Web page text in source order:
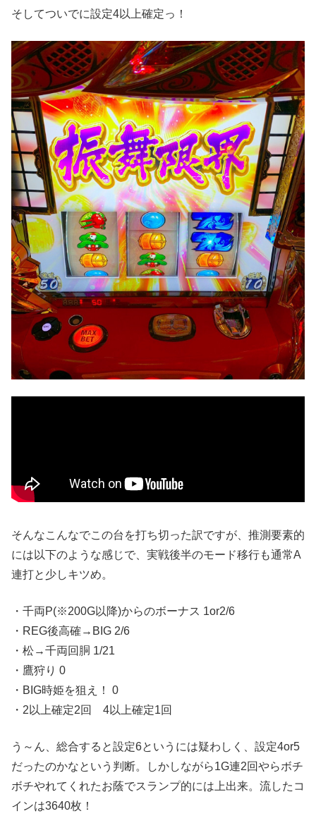
そしてついでに設定4以上確定っ！
そんなこんなでこの台を打ち切った訳ですが、推測要素的
には以下のような感じで、実戦後半のモード移行も通常A
連打と少しキツめ。
・千両P(※200G以降)からのボーナス 1or2/6
・REG後高確→BIG 2/6
・松→千両回胴 1/21
・鷹狩り 0
・BIG時姫を狙え！ 0
・2以上確定2回 4以上確定1回
う～ん、総合すると設定6というには疑わしく、設定4or5
だったのかなという判断。しかしながら1G連2回やらボチ
ボチやれてくれたお蔭でスランプ的には上出来。流したコ
インは3640枚！